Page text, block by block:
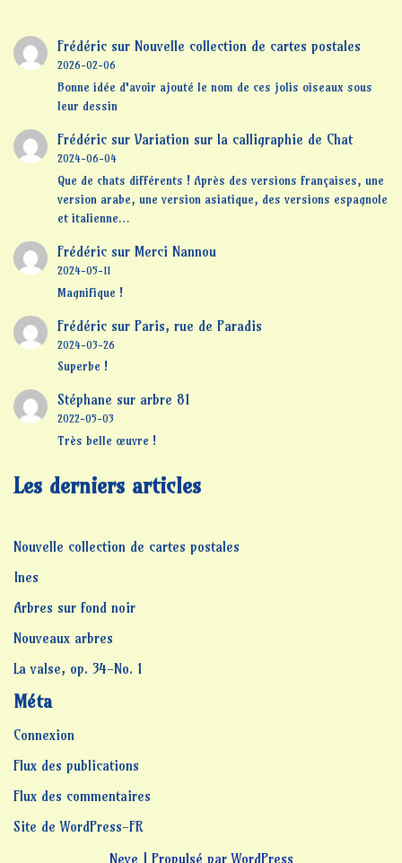
Frédéricsur Nouvelle collection de cartes postales
2026-02-06
Bonne idée d'avoir ajouté le nom de ces jolis oiseaux sous
leur dessin
Frédéricsur Variation sur la calligraphie de Chat
2024-06-04
Que de chats différents ! Après des versions françaises, une
version arabe, une version asiatique, des versions espagnole
et italienne…
Frédéricsur Merci Nannou
2024-05-11
Magnifique !
Frédéricsur Paris, rue de Paradis
2024-03-26
Superbe !
Stéphane sur arbre 81
2022-05-03
Très belle œuvre !
Les derniers articles
Nouvelle collection de cartes postales
Ines
Arbres sur fond noir
Nouveaux arbres
La valse, op. 34-No. 1
Méta
Connexion
Flux des publications
Flux des commentaires
Site de WordPress-FR
Neve | Propulsé parWordPress